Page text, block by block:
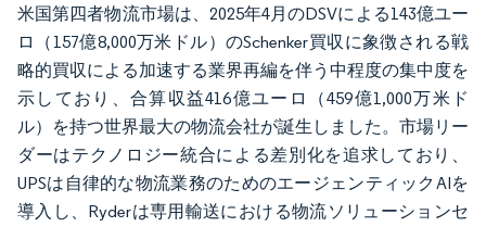
米国第四者物流市場は、2025年4月のDSVによる143億ユー
ロ（157億8,000万米ドル）のSchenker買収に象徴される戦
略的買収による加速する業界再編を伴う中程度の集中度を
示しており、合算収益416億ユーロ（459億1,000万米ド
ル）を持つ世界最大の物流会社が誕生しました。市場リー
ダーはテクノロジー統合による差別化を追求しており、
UPSは自律的な物流業務のためのエージェンティックAIを
導入し、Ryderは専用輸送における物流ソリューションセ